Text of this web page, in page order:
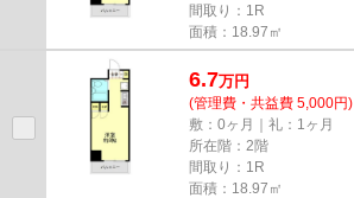
間取り：1R
面積：18.97㎡
6.7万円
(管理費・共益費 5,000円)
敷：0ヶ月｜礼：1ヶ月
所在階：2階
間取り：1R
面積：18.97㎡